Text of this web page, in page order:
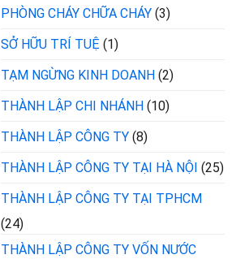
PHÒNG CHÁY CHỮA CHÁY (3)
SỞ HỮU TRÍ TUỆ (1)
TẠM NGỪNG KINH DOANH (2)
THÀNH LẬP CHI NHÁNH (10)
THÀNH LẬP CÔNG TY (8)
THÀNH LẬP CÔNG TY TẠI HÀ NỘI (25)
THÀNH LẬP CÔNG TY TẠI TPHCM
(24)
THÀNH LẬP CÔNG TY VỐN NƯỚC